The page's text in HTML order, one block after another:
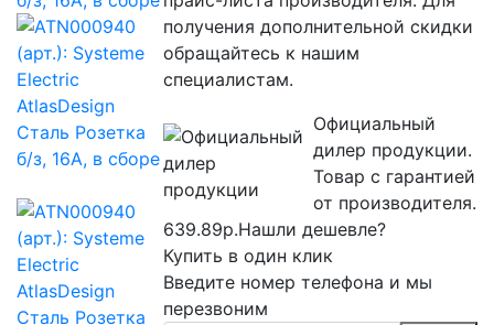
получения дополнительной скидки
обращайтесь к нашим
специалистам.
Официальный
дилер продукции.
Товар с гарантией
от производителя.
639.89р.Нашли дешевле?
Купить в один клик
Введите номер телефона и мы
перезвоним